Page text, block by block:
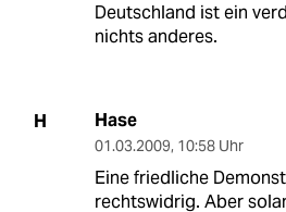
Deutschland ist ein
nichts anderes.
H Hase
01.03.2009, 10:58 Uhr
Eine friedliche
rechtswidrig. Aber